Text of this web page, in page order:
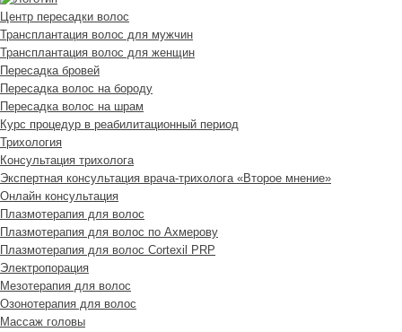
Центр пересадки волос
Трансплантация волос для мужчин
Трансплантация волос для женщин
Пересадка бровей
Пересадка волос на бороду
Пересадка волос на шрам
Курс процедур в реабилитационный период
Трихология
Консультация трихолога
Экспертная консультация врача-трихолога «Второе мнение»
Онлайн консультация
Плазмотерапия для волос
Плазмотерапия для волос по Ахмерову
Плазмотерапия для волос Cortexil PRP
Электропорация
Мезотерапия для волос
Озонотерапия для волос
Массаж головы